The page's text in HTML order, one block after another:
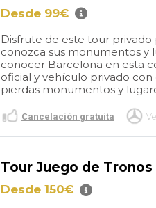
Desde 99€
Disfrute de este tour
conozca sus monumentos y
conocer Barcelona en esta
oficial y vehículo privado con
pierdas monumentos y
Cancelación gratuita
Tour Juego de
Desde 150€